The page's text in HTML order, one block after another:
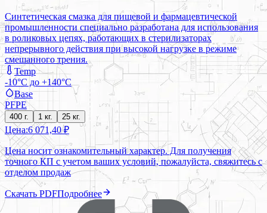
Синтетическая смазка для пищевой и фармацевтической
промышленности специально разработана для использования
в роликовых цепях, работающих в стерилизаторах
непрерывного действия при высокой нагрузке в режиме
смешанного трения.
Temp
-10°C до +140°C
Base
PFPE
400 г. 1 кг. 25 кг.
Цена:6 071,40 ₽
Цена носит ознакомительный характер. Для получения
точного КП с учетом ваших условий, пожалуйста, свяжитесь с
отделом продаж
Скачать PDFПодробнее